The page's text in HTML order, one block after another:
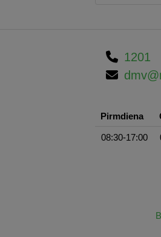
1201
Pirmdiena
08:30-17:00